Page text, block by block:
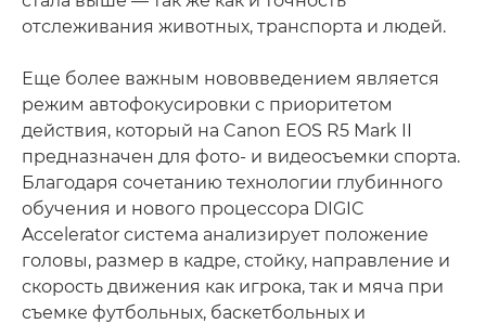
отслеживания животных, транспорта и людей.
Еще более важным нововведением является
режим автофокусировки с приоритетом
действия, который на Canon EOS R5 Mark II
предназначен для фото- и видеосъемки спорта.
Благодаря сочетанию технологии глубинного
обучения и нового процессора DIGIC
Accelerator система анализирует положение
головы, размер в кадре, стойку, направление и
скорость движения как игрока, так и мяча при
съемке футбольных, баскетбольных и